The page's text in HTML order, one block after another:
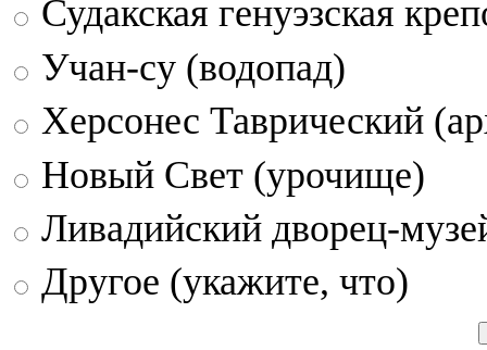
Судакская генуэзская
Учан-су (водопад)
Херсонес Таврический
Новый Свет (урочище)
Ливадийский дворец-
Другое (укажите, что)